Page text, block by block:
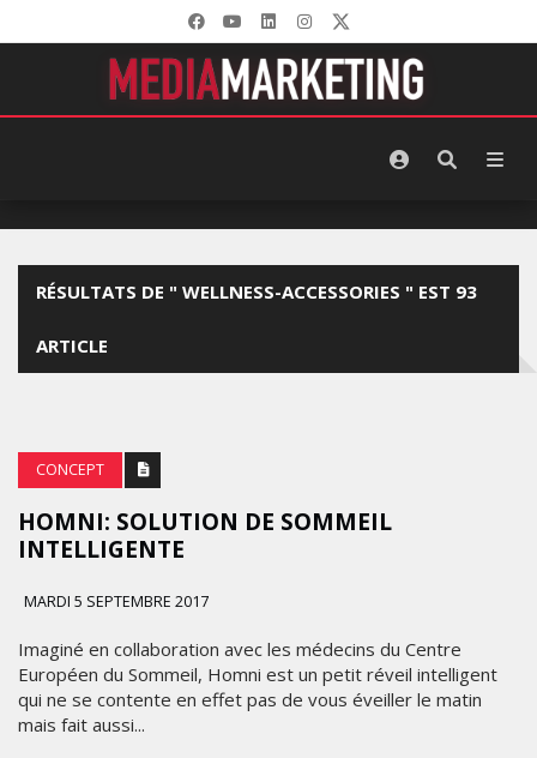
RÉSULTATS DE " WELLNESS-ACCESSORIES " EST 93
ARTICLE
CONCEPT
HOMNI: SOLUTION DE SOMMEIL
INTELLIGENTE
MARDI 5 SEPTEMBRE 2017
Imaginé en collaboration avec les médecins du Centre
Européen du Sommeil, Homni est un petit réveil intelligent
qui ne se contente en effet pas de vous éveiller le matin
mais fait aussi...